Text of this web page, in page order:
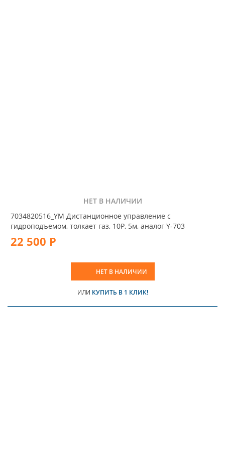
НЕТ В НАЛИЧИИ
7034820516_YM Дистанционное управление с
гидроподъемом, толкает газ, 10P, 5м, аналог Y-703
22 500 Р
НЕТ В НАЛИЧИИ
ИЛИ КУПИТЬ В 1 КЛИК!